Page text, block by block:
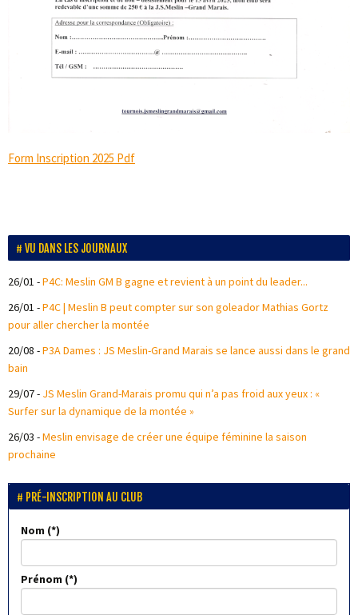
Form Inscription 2025 Pdf
VU DANS LES JOURNAUX
26/01 -P4C: Meslin GM B gagne et revient à un point du leader...
26/01 -P4C | Meslin B peut compter sur son goleador Mathias Gortz
pour aller chercher la montée
20/08 -P3A Dames : JS Meslin-Grand Marais se lance aussi dans le grand
bain
29/07- JS Meslin Grand-Marais promu qui n’a pas froid aux yeux : «
Surfer sur la dynamique de la montée »
26/03 -Meslin envisage de créer une équipe féminine la saison
prochaine
PRÉ-INSCRIPTION AU CLUB
Nom
Prénom